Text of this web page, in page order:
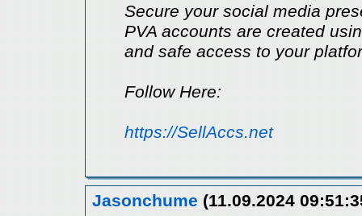
Secure your social media
PVA accounts are created
and safe access to your
Follow Here:
https://SellAccs.net
Jasonchume (11.09.2024